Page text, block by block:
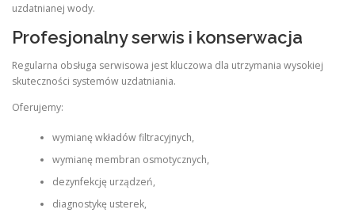
uzdatnianej wody.
Profesjonalny serwis i konserwacja
Regularna obsługa serwisowa jest kluczowa dla utrzymania wysokiej
skuteczności systemów uzdatniania.
Oferujemy:
wymianę wkładów filtracyjnych,
wymianę membran osmotycznych,
dezynfekcję urządzeń,
diagnostykę usterek,